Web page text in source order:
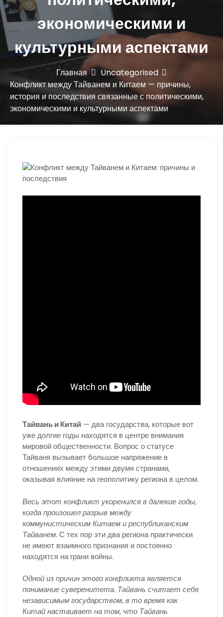
экономическими и
культурными аспектами
Главная
Uncategorised
Конфликт между Тайванем и Китаем — причины,
история и последствия связанные с политическими,
экономическими и культурными аспектами
Тайвань и Китай — два государства, которые вот
уже долгие годы находятся в центре внимания
мировой общественности. Вопрос о статусе
Тайваня вызывает большое напряжение в
отношениях между этими двумя странами,
оказывая влияние на геополитику региона в целом.
Весь этот конфликт укоренился в далекие годы,
когда произошел разрыв между
коммунистическим Китаем и республиканским
Тайванем.С тех пор эти два региона практически
не имеют взаимного признания и постоянно
находятся на грани войны.
Одной из причин этого конфликта является
понимание суверенитета. Тайвань считает себя
независимым государством, в то время как
Китай настаивает на том, что Тайвань